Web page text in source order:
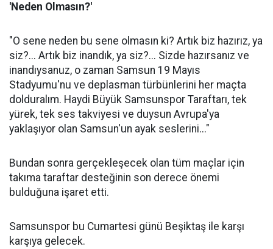
'Neden Olmasın?'
"O sene neden bu sene olmasın ki? Artık biz hazırız, ya
siz?... Artık biz inandık, ya siz?... Sizde hazırsanız ve
inandıysanuz, o zaman Samsun 19 Mayıs
Stadyumu'nu ve deplasman türbünlerini her maçta
dolduralım. Haydi Büyük Samsunspor Taraftarı, tek
yürek, tek ses takviyesi ve duysun Avrupa'ya
yaklaşıyor olan Samsun'un ayak seslerini..."
Bundan sonra gerçekleşecek olan tüm maçlar için
takıma taraftar desteğinin son derece önemi
bulduğuna işaret etti.
Samsunspor bu Cumartesi günü Beşiktaş ile karşı
karşıya gelecek.